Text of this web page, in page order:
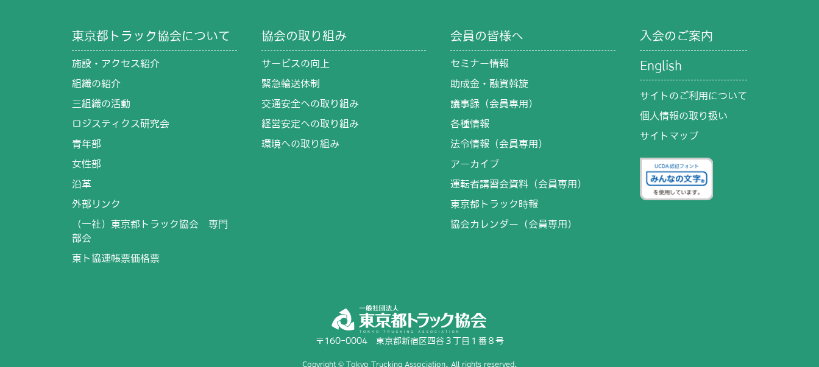
東京都トラック協会について
施設・アクセス紹介
組織の紹介
三組織の活動
ロジスティクス研究会
青年部
女性部
沿革
外部リンク
（一社）東京都トラック協会 専門
部会
東ト協連帳票価格票
協会の取り組み
サービスの向上
緊急輸送体制
交通安全への取り組み
経営安定への取り組み
環境への取り組み
会員の皆様へ
セミナー情報
助成金・融資斡旋
議事録（会員専用）
各種情報
法令情報（会員専用）
アーカイブ
運転者講習会資料（会員専用）
東京都トラック時報
協会カレンダー（会員専用）
入会のご案内
English
サイトのご利用について
個人情報の取り扱い
サイトマップ
〒160-0004 東京都新宿区四谷３丁目１番８号
Copyright © Tokyo Trucking Association. All rights reserved.